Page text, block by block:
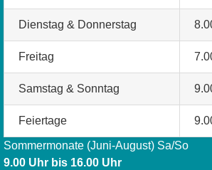
Dienstag & Donnerstag
Freitag
Samstag & Sonntag
Feiertage
Sommermonate (Juni-August) Sa/So
9.00 Uhr bis 16.00 Uhr